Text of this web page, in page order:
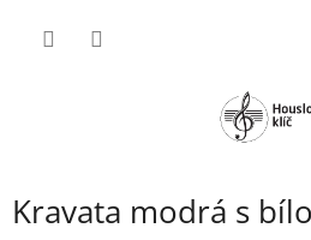
Kravata modrá s